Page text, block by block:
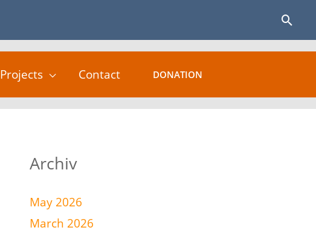
Projects Contact DONATION
Archiv
May 2026
March 2026